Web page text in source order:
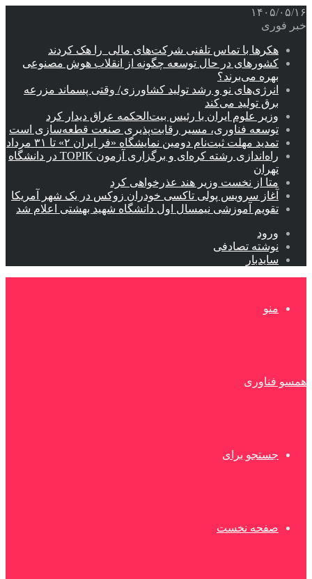
۱۴۰۵/۰۵/۱۶
خبر فوری
هکرها با تماس تلفنی شرکت‌های مالی را هک کردند
کشورهای در حال توسعه چگونه از انقلاب هوش مصنوعی
بهره می‌برند؟
انرژی‌های نو و رشد تولید کشاورزی/ وقتی پسماند مزرعه‌
برق تولید می‌کند
وزیر علوم ایران با رئیس بیت‌الحکمه عراق دیدار کرد
توسعه فناوری، مسیر رقابت‌پذیری صنعت قطعه‌سازی است
تمدید مهلت ثبت‌نام دومین نمایشگاه «فر ایران ۲» تا ۳۱ مرداد
راه‌اندازی رشته کره‌ای و برگزاری آزمون TOPIK در دانشگاه
تهران
متا از نخست وزیر هند عذرخواهی کرد
آغاز سرویس پولی تاکسی خودران زوکس در یک شهر آمریکا
تقویم آموزشی نیمسال اول دانشگاه شهید بهشتی اعلام شد
ورود
نوشته تصادفی
سایدبار
منو
همسو فناوری
جستجو برای
صفحه نخست